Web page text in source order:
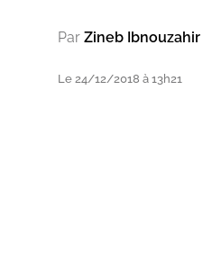
Par Zineb Ibnouzahir
Le 24/12/2018 à 13h21